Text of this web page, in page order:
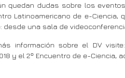
quedan dudas sobre los
Latinoamericano de e-Ciencia,
desde una sala de
información sobre el DV visite:
y el 2º Encuentro de e-